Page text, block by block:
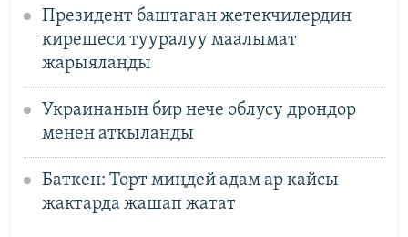
Президент баштаган жетекчилердин
кирешеси тууралуу маалымат
жарыяланды
Украинанын бир нече облусу дрондор
менен аткыланды
Баткен: Төрт миңдей адам ар кайсы
жактарда жашап жатат